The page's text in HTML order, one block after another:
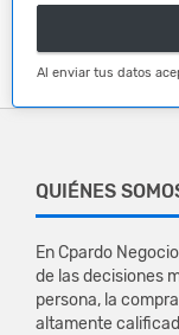
Al enviar tus datos
QUIÉNES
En Cpardo
de las decisiones
persona, la
altamente